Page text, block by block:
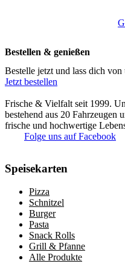
Bestellen & genießen
Bestelle jetzt und lass dich
Jetzt bestellen
Frische & Vielfalt seit 1999.
bestehend aus 20 Fahrzeugen
frische und hochwertige
Folge uns auf Facebook
Speisekarten
Pizza
Schnitzel
Burger
Pasta
Snack Rolls
Grill & Pfanne
Alle Produkte